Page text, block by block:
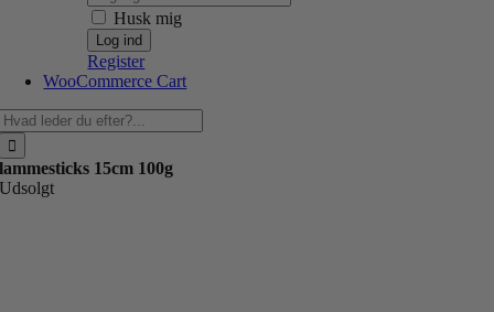
Husk mig
Register
WooCommerce Cart
lammesticks 15cm 100g
Udsolgt